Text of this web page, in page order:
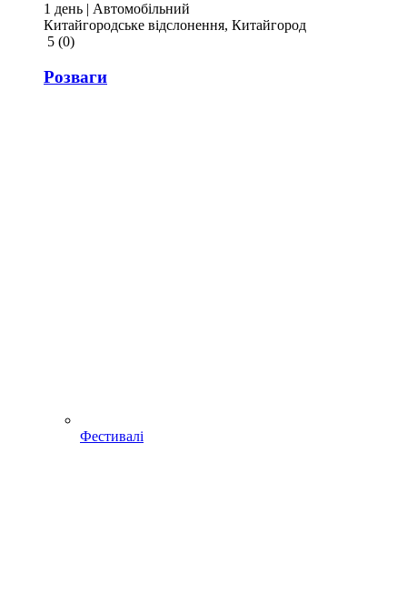
1 день | Автомобільний
Китайгородське відслонення, Китайгород
5 (0)
Розваги
Фестивалі